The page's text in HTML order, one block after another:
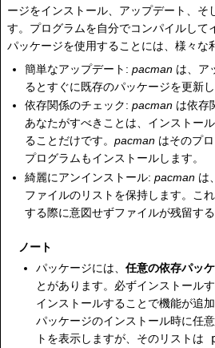
ージをインストール、アップデート、そ
す。プログラムを自分でコンパイルして
パッケージを使用することには、様々な
簡単なアップデート:pacman は、ア
るとすぐに既存のパッケージを更新し
依存関係のチェック:pacman は依存
あなたがすべきことは、インストー
ることだけです。pacman はそのプ
プログラムもインストールします。
綺麗にアンインストール:pacman は
ファイルのリストを保持します。こ
する際に意図せずファイルが残留す
ノート
パッケージには、任意の依存パッ
とがあります。必ずインストール
インストールすることで機能が追
パッケージのインストール時に任
トを表示しますが、そのリストは